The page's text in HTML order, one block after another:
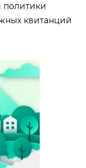
политики
квитанций